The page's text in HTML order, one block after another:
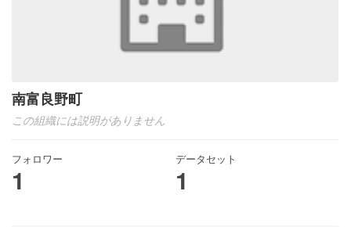
南富良野町
この組織には説明がありません
フォロワー
1
データセット
1